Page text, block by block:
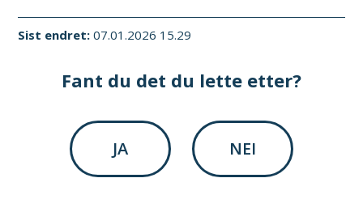
Sist endret 07.01.2026 15.29
Fant du det du lette etter?
JA NEI